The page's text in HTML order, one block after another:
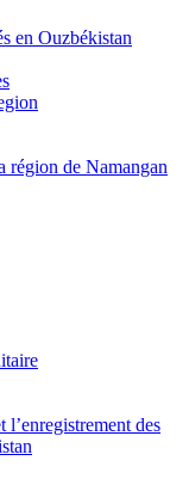
en Ouzbékistan
région de Namangan
des